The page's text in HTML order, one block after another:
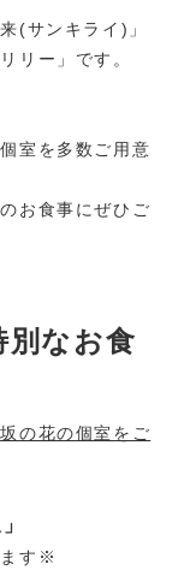
(サンキライ)」
リー」です。
室を多数ご用意
お食事にぜひご
別なお食
坂の花の個室をご
す※